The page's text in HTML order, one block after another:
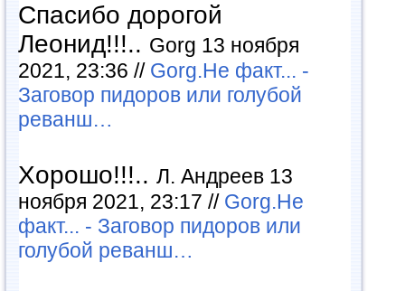
Спасибо дорогой
Леонид!!!.. Gorg 13 ноября
2021, 23:36 // Gorg.Не факт... -
Заговор пидоров или голубой
реванш…
Хорошо!!!.. Л. Андреев 13
ноября 2021, 23:17 // Gorg.Не
факт... - Заговор пидоров или
голубой реванш…